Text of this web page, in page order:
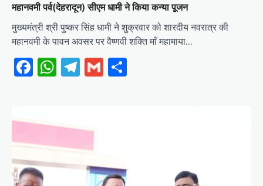
महानवमी पर्व(देहरादून) सीएम धामी ने किया कन्या पूजन
मुख्यमंत्री श्री पुष्कर सिंह धामी ने शुक्रवार को शारदीय नवरात्र की
महानवमी के पावन अवसर पर वैष्णवी शक्ति माँ महामाया…
Facebook
WhatsApp
Telegram
Gmail